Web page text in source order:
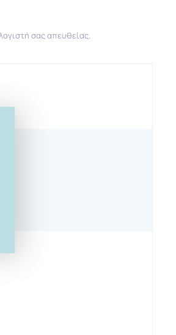
σας απευθείας.